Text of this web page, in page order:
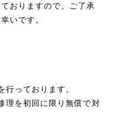
おりますので、ご了承
いです。
行っております。
理を初回に限り無償で対